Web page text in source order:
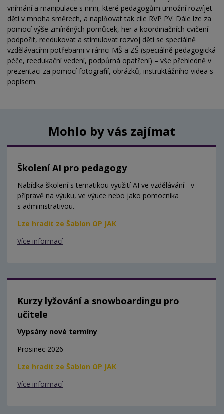
vnímání a manipulace s nimi, které pedagogům umožní rozvíjet
děti v mnoha směrech, a naplňovat tak cíle RVP PV. Dále lze za
pomocí výše zmíněných pomůcek, her a koordinačních cvičení
podpořit, reedukovat a stimulovat rozvoj dětí se speciálně
vzdělávacími potřebami v rámci MŠ a ZŠ (speciálně pedagogická
péče, reedukační vedení, podpůrná opatření) – vše přehledně v
prezentaci za pomocí fotografií, obrázků, instruktážního videa s
popisem.
Mohlo by vás zajímat
Školení AI pro pedagogy
Nabídka školení s tematikou využití AI ve vzdělávání - v
přípravě na výuku, ve výuce nebo jako pomocníka
s administrativou.
Lze hradit ze Šablon OP JAK
Více informací
Kurzy lyžování a snowboardingu pro
učitele
Vypsány nové termíny
Prosinec 2026
Lze hradit ze Šablon OP JAK
Více informací